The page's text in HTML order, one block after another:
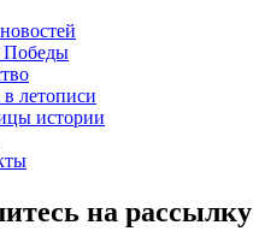
Победы
летописи
истории
на рассылку